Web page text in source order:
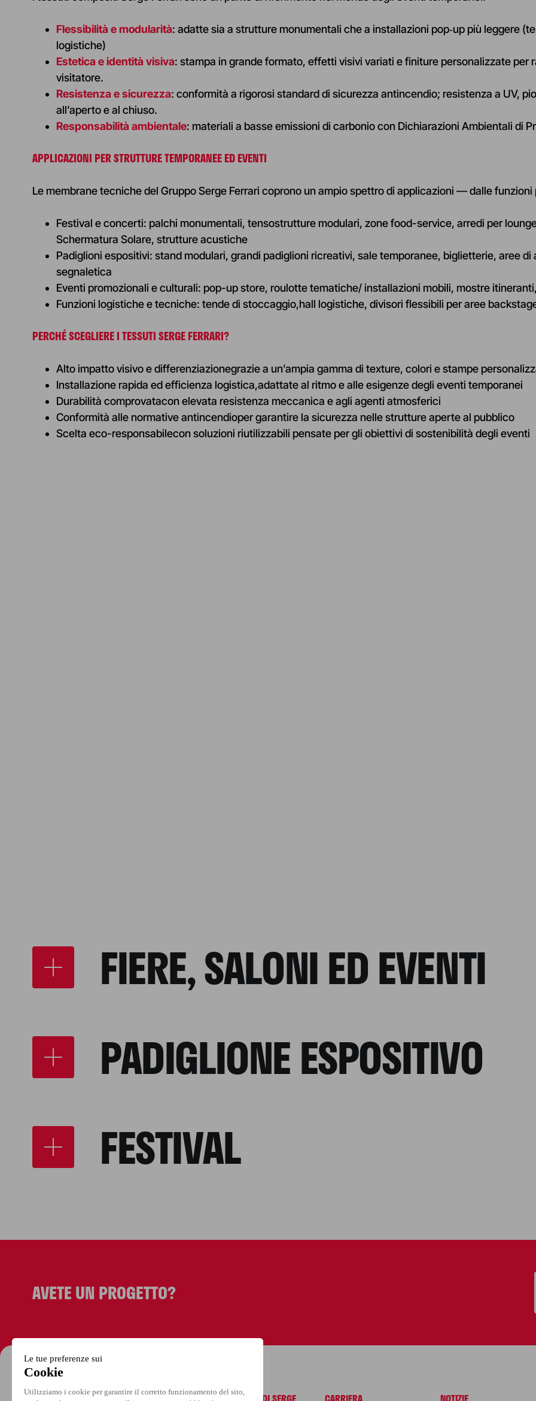
Flessibilità e modularità: adatte sia a strutture monumentali che a installazioni pop‑up più leggere
logistiche)
Estetica e identità visiva: stampa in grande formato, effetti visivi variati e finiture personalizzate per
visitatore.
Resistenza e sicurezza: conformità a rigorosi standard di sicurezza antincendio; resistenza a UV,
all’aperto e al chiuso.
Responsabilità ambientale: materiali a basse emissioni di carbonio con Dichiarazioni Ambientali di
APPLICAZIONI PER STRUTTURE TEMPORANEE ED EVENTI
Le membrane tecniche del Gruppo Serge Ferrari coprono un ampio spettro di applicazioni — dalle
Festival e concerti: palchi monumentali, tensostrutture modulari, zone food-service, arredi per
Schermatura Solare, strutture acustiche
Padiglioni espositivi: stand modulari, grandi padiglioni ricreativi, sale temporanee, biglietterie, aree
segnaletica
Eventi promozionali e culturali: pop-up store, roulotte tematiche/ installazioni mobili, mostre
Funzioni logistiche e tecniche: tende di stoccaggio,hall logistiche, divisori flessibili per aree
PERCHÉ SCEGLIERE I TESSUTI SERGE FERRARI?
Alto impatto visivo e differenziazionegrazie a un’ampia gamma di texture, colori e stampe
Installazione rapida ed efficienza logistica,adattate al ritmo e alle esigenze degli eventi temporanei
Durabilità comprovatacon elevata resistenza meccanica e agli agenti atmosferici
Conformità alle normative antincendioper garantire la sicurezza nelle strutture aperte al pubblico
Scelta eco-responsabilecon soluzioni riutilizzabili pensate per gli obiettivi di sostenibilità degli eventi
FIERE, SALONI ED EVENTI
PADIGLIONE ESPOSITIVO
FESTIVAL
AVETE UN PROGETTO?